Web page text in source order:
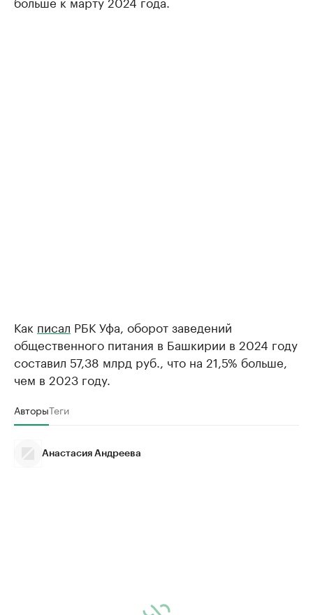
Как писал РБК Уфа, оборот заведений
общественного питания в Башкирии в 2024 году
составил 57,38 млрд руб., что на 21,5% больше,
чем в 2023 году.
АвторыТеги
Анастасия Андреева